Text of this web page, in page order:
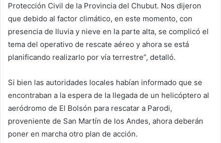
Protección Civil de la Provincia del Chubut. Nos dijeron
que debido al factor climático, en este momento, con
presencia de lluvia y nieve en la parte alta, se complicó el
tema del operativo de rescate aéreo y ahora se está
planificando realizarlo por vía terrestre”, detalló.
Si bien las autoridades locales habían informado que se
encontraban a la espera de la llegada de un helicóptero al
aeródromo de El Bolsón para rescatar a Parodi,
proveniente de San Martín de los Andes, ahora deberán
poner en marcha otro plan de acción.